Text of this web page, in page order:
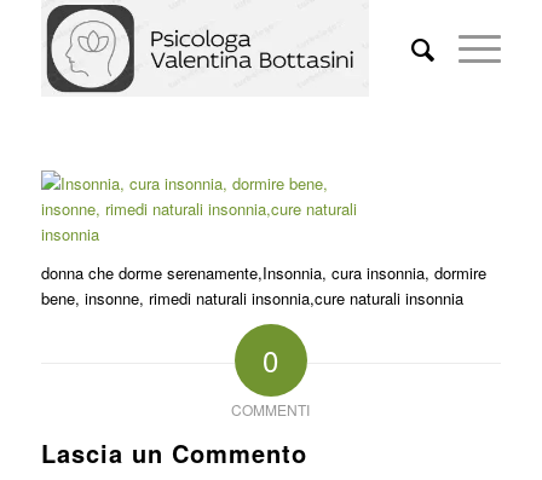
donna che dorme serenamente,Insonnia, cura insonnia, dormire
bene, insonne, rimedi naturali insonnia,cure naturali insonnia
0
COMMENTI
Lascia un Commento